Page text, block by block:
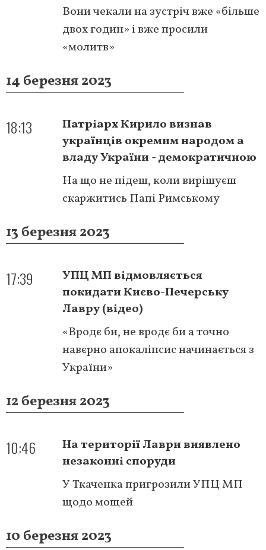
Вони чекали на зустріч вже «більше
двох годин» і вже просили
«молитв»
14 березня 2023
18:13
Патріарх Кирило визнав
українців окремим народом а
владу України - демократичною
На що не підеш, коли вирішуєш
скаржитись Папі Римському
13 березня 2023
17:39
УПЦ МП відмовляється
покидати Києво-Печерську
Лавру (відео)
«Вродє би, не вродє би а точно
навєрно апокаліпсис начинається з
України»
12 березня 2023
10:46
На території Лаври виявлено
незаконні споруди
У Ткаченка пригрозили УПЦ МП
щодо мощей
10 березня 2023